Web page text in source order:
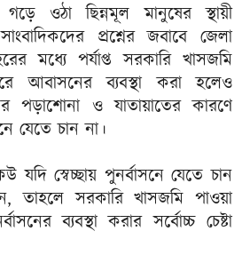
ওঠা ছিন্নমূল মানুষের স্থায়ী
প্রশ্নের জবাবে জেলা
মধ্যে পর্যাপ্ত সরকারি খাসজমি
আবাসনের ব্যবস্থা করা হলেও
পড়াশোনা ও যাতায়াতের কারণে
যেতে চান না।
যদি স্বেচ্ছায় পুনর্বাসনে যেতে চান
সরকারি খাসজমি পাওয়া
ব্যবস্থা করার সর্বোচ্চ চেষ্টা